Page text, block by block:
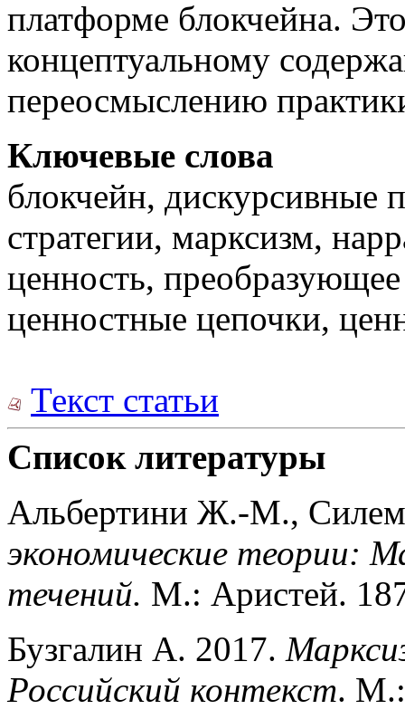
платформе блокчейна.
концептуальному
переосмыслению
Ключевые слова
блокчейн, дискурсивные
стратегии, марксизм,
ценность,
ценностные цепочки,
Текст статьи
Список литературы
Альбертини Ж.-М.,
экономические теории:
течений. М.: Аристей.
Бузгалин А. 2017.
Российский контекст. М.: